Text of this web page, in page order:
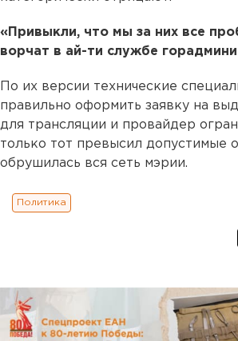
«Привыкли, что мы за них все
ворчат в ай-ти службе
По их версии технические
правильно оформить заявку на
для трансляции и провайдер
только тот превысил допустимые
обрушилась вся сеть мэрии.
Политика